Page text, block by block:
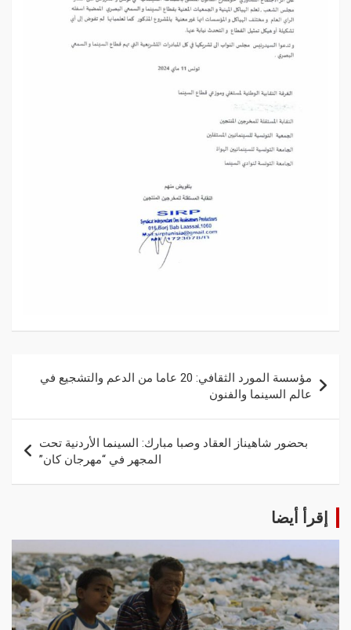
مؤسسة المورد الثقافي: 20 عاما من الدعم والتشجيع في
عالم السينما والفنون
بحضور شاهيناز العقاد وصبا مبارك: السينما الأردنية تحت
المجهر في “مهرجان كان”
إقرأ أيضا